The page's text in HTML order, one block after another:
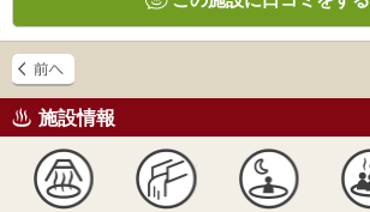
施設情報
かけ流し 露天風呂